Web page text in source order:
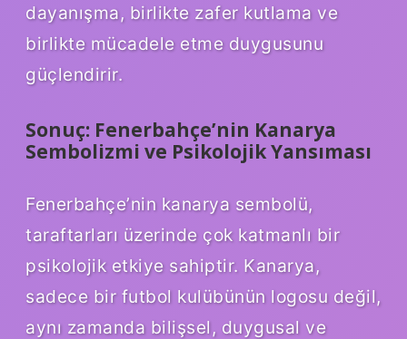
dayanışma, birlikte zafer kutlama ve
birlikte mücadele etme duygusunu
güçlendirir.
Sonuç: Fenerbahçe’nin Kanarya
Sembolizmi ve Psikolojik Yansıması
Fenerbahçe’nin kanarya sembolü,
taraftarları üzerinde çok katmanlı bir
psikolojik etkiye sahiptir. Kanarya,
sadece bir futbol kulübünün logosu değil,
aynı zamanda bilişsel, duygusal ve